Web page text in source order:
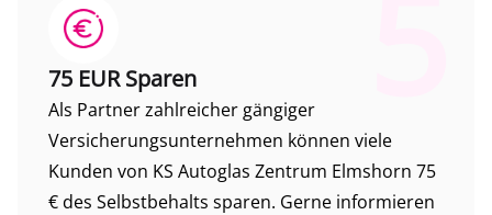
75 EUR Sparen
Als Partner zahlreicher gängiger
Versicherungsunternehmen können viele
Kunden von KS Autoglas Zentrum Elmshorn 75
€ des Selbstbehalts sparen. Gerne informieren